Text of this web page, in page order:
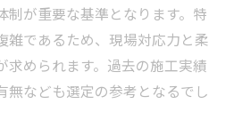
とサービス内容の見極め方
の費用相場と注意点
い東京都の秘訣
者選びで失敗しない判断基準
制が重要な基準となります。特
雑であるため、現場対応力と柔
求められます。過去の施工実績
無なども選定の参考となるでし